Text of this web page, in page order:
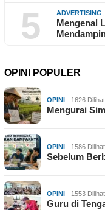
5 ADVERTISING
Mengenal
OPINI POPULER
OPINI 1626 Dilihat
Mengurai
OPINI 1586 Dilihat
Sebelum
OPINI 1553 Dilihat
Guru di